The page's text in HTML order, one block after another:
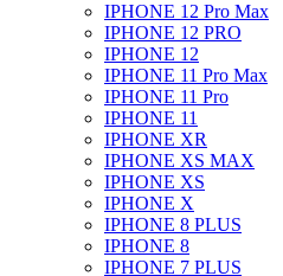
IPHONE 12 Pro Max
IPHONE 12 PRO
IPHONE 12
IPHONE 11 Pro Max
IPHONE 11 Pro
IPHONE 11
IPHONE XR
IPHONE XS MAX
IPHONE XS
IPHONE X
IPHONE 8 PLUS
IPHONE 8
IPHONE 7 PLUS